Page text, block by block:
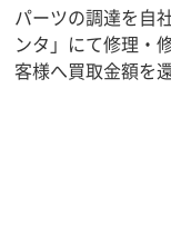
パーツの調達を自
ンタ」にて修理・
客様へ買取金額を